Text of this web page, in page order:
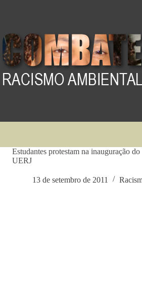
Estudantes protestam na inauguração do
UERJ
13 de setembro de 2011